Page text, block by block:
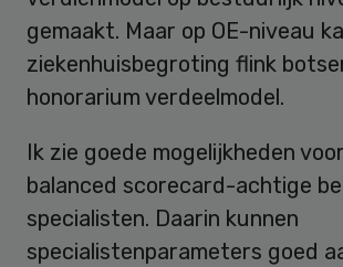
gemaakt. Maar op OE-niveau
ziekenhuisbegroting flink
honorarium verdeelmodel.
Ik zie goede mogelijkheden
balanced scorecard-achtige
specialisten. Daarin kunnen
specialistenparameters goed